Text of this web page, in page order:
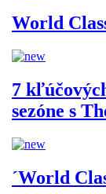
World
7
sezóne s
´World